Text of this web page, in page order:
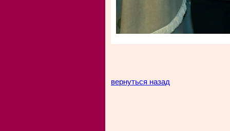
вернуться назад